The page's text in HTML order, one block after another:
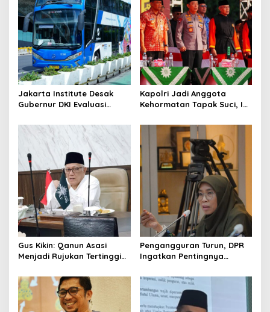
g
a
t
i
o
n
Jakarta Institute Desak
Gubernur DKI Evaluasi
Penumpang Diturunkan
Kapolri Jadi Anggota
Kehormatan Tapak Suci, Ini
Gus Kikin: Qanun Asasi
Menjadi Rujukan Tertinggi
Pengangguran Turun, DPR
Ingatkan Pentingnya
yang Layak